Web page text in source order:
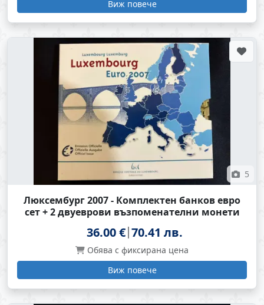
Виж повече
5
Люксембург 2007 - Комплектен банков евро
сет + 2 двуеврови възпоменателни монети
36.00 € 70.41 лв.
Обява с фиксирана цена
Виж повече